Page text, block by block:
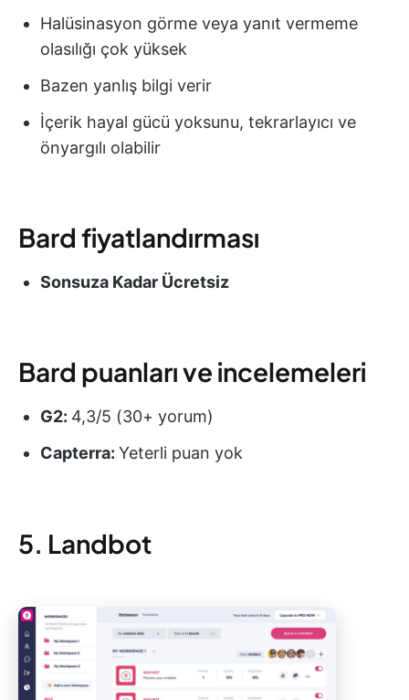
Halüsinasyon görme veya yanıt vermeme
olasılığı çok yüksek
Bazen yanlış bilgi verir
İçerik hayal gücü yoksunu, tekrarlayıcı ve
önyargılı olabilir
Bard fiyatlandırması
Sonsuza Kadar Ücretsiz
Bard puanları ve incelemeleri
G2: 4,3/5 (30+ yorum)
Capterra: Yeterli puan yok
5. Landbot